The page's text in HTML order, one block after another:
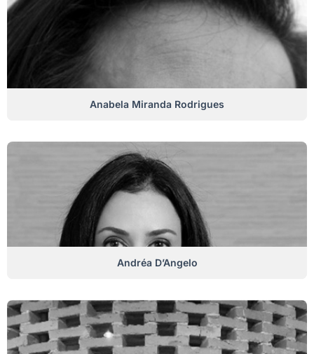
Anabela Miranda Rodrigues
Andréa D’Angelo